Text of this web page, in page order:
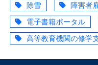
除雪
障害者
電子書籍ポータル
高等教育機関の修学